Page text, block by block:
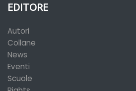
EDITORE
Autori
Collane
News
Eventi
Scuole